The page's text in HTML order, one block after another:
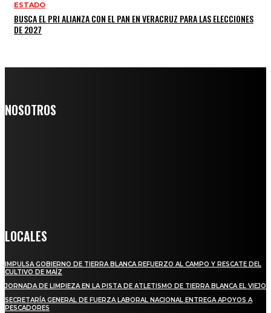
ESTADO
BUSCA EL PRI ALIANZA CON EL PAN EN VERACRUZ PARA LAS ELECCIONES
DE 2027
NOSOTROS
LOCALES
IMPULSA GOBIERNO DE TIERRA BLANCA REFUERZO AL CAMPO Y RESCATE DEL
CULTIVO DE MAÍZ
JORNADA DE LIMPIEZA EN LA PISTA DE ATLETISMO DE TIERRA BLANCA EL VIEJO
SECRETARÍA GENERAL DE FUERZA LABORAL NACIONAL ENTREGA APOYOS A
PESCADORES